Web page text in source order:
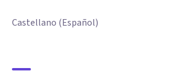
Castellano (Español)